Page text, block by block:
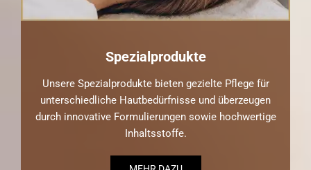
Spezialprodukte
Unsere Spezialprodukte bieten gezielte Pflege für
unterschiedliche Hautbedürfnisse und überzeugen
durch innovative Formulierungen sowie hochwertige
Inhaltsstoffe.